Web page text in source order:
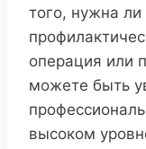
того, нужна
операция или
можете быть
высоком